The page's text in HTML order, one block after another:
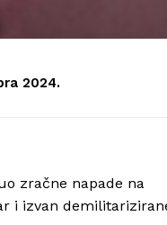
2024.
zračne napade na
i izvan